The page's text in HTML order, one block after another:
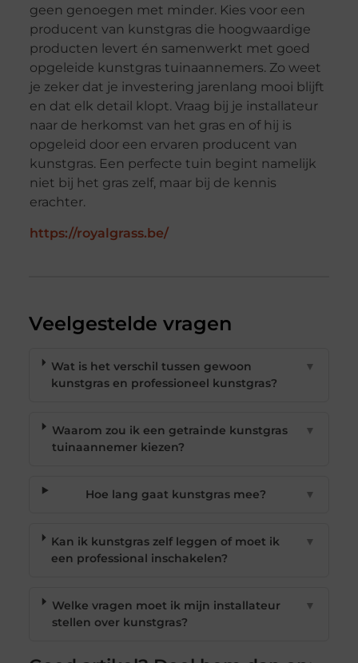
geen genoegen met minder. Kies voor een
producent van kunstgras die hoogwaardige
producten levert én samenwerkt met goed
opgeleide kunstgras tuinaannemers. Zo weet
je zeker dat je investering jarenlang mooi blijft
en dat elk detail klopt. Vraag bij je installateur
naar de herkomst van het gras en of hij is
opgeleid door een ervaren producent van
kunstgras. Een perfecte tuin begint namelijk
niet bij het gras zelf, maar bij de kennis
erachter.
https://royalgrass.be/
Veelgestelde vragen
Wat is het verschil tussen gewoon
kunstgras en professioneel kunstgras?
▼
Waarom zou ik een getrainde kunstgras
tuinaannemer kiezen?
▼
Hoe lang gaat kunstgras mee? ▼
Kan ik kunstgras zelf leggen of moet ik
een professional inschakelen?
▼
Welke vragen moet ik mijn installateur
stellen over kunstgras?
▼